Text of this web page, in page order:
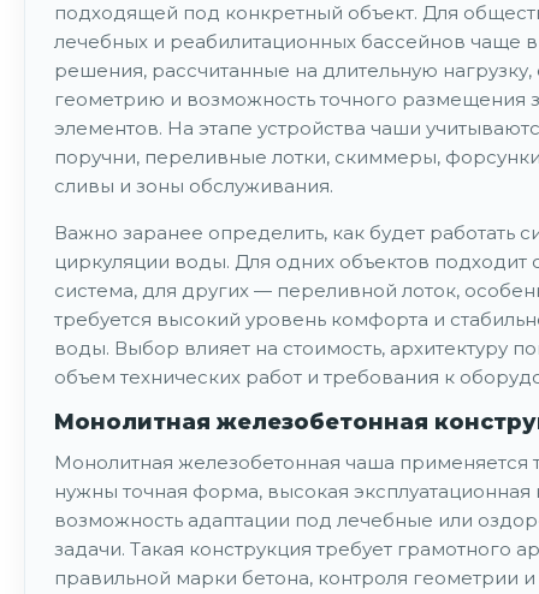
подходящей под конкретный объект. Для
лечебных и реабилитационных бассейнов чаще
решения, рассчитанные на длительную нагрузку,
геометрию и возможность точного размещения
элементов. На этапе устройства чаши
поручни, переливные лотки, скиммеры,
сливы и зоны обслуживания.
Важно заранее определить, как будет работать
циркуляции воды. Для одних объектов подходит
система, для других — переливной лоток,
требуется высокий уровень комфорта и
воды. Выбор влияет на стоимость, архитектуру
объем технических работ и требования к
Монолитная железобетонная
Монолитная железобетонная чаша применяется
нужны точная форма, высокая эксплуатационная
возможность адаптации под лечебные или
задачи. Такая конструкция требует грамотного
правильной марки бетона, контроля геометрии и